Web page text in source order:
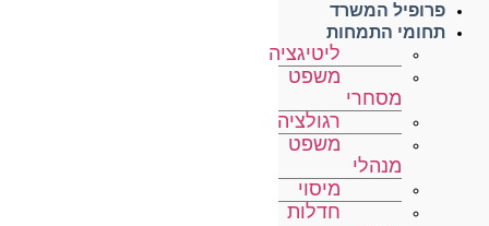
פרופיל המשרד
תחומי התמחות
ליטיגציה
משפט
מסחרי
רגולציה
משפט
מנהלי
מיסוי
חדלות